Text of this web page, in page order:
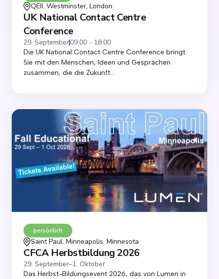
QEII, Westminster, London
UK National Contact Centre
Conference
29. September09:00 - 18:00
Die UK National Contact Centre Conference bringt
Sie mit den Menschen, Ideen und Gesprächen
zusammen, die die Zukunft...
persönlich
Saint Paul, Minneapolis, Minnesota
CFCA Herbstbildung 2026
29. September–1. Oktober
Das Herbst-Bildungsevent 2026, das von Lumen in